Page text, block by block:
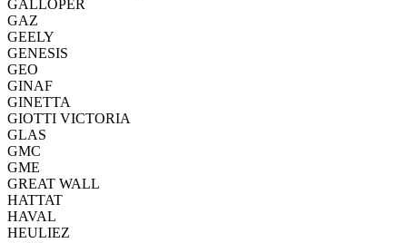
GALLOPER
GAZ
GEELY
GENESIS
GEO
GINAF
GINETTA
GIOTTI VICTORIA
GLAS
GMC
GME
GREAT WALL
HATTAT
HAVAL
HEULIEZ